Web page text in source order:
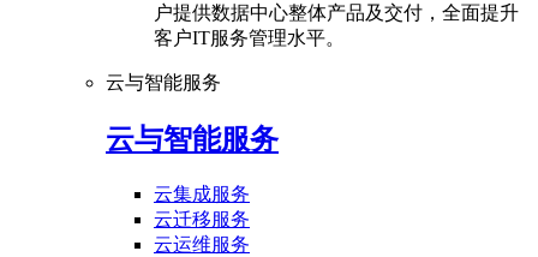
户提供数据中心整体产品及交付，全面提升
客户IT服务管理水平。
云与智能服务
云与智能服务
云集成服务
云迁移服务
云运维服务